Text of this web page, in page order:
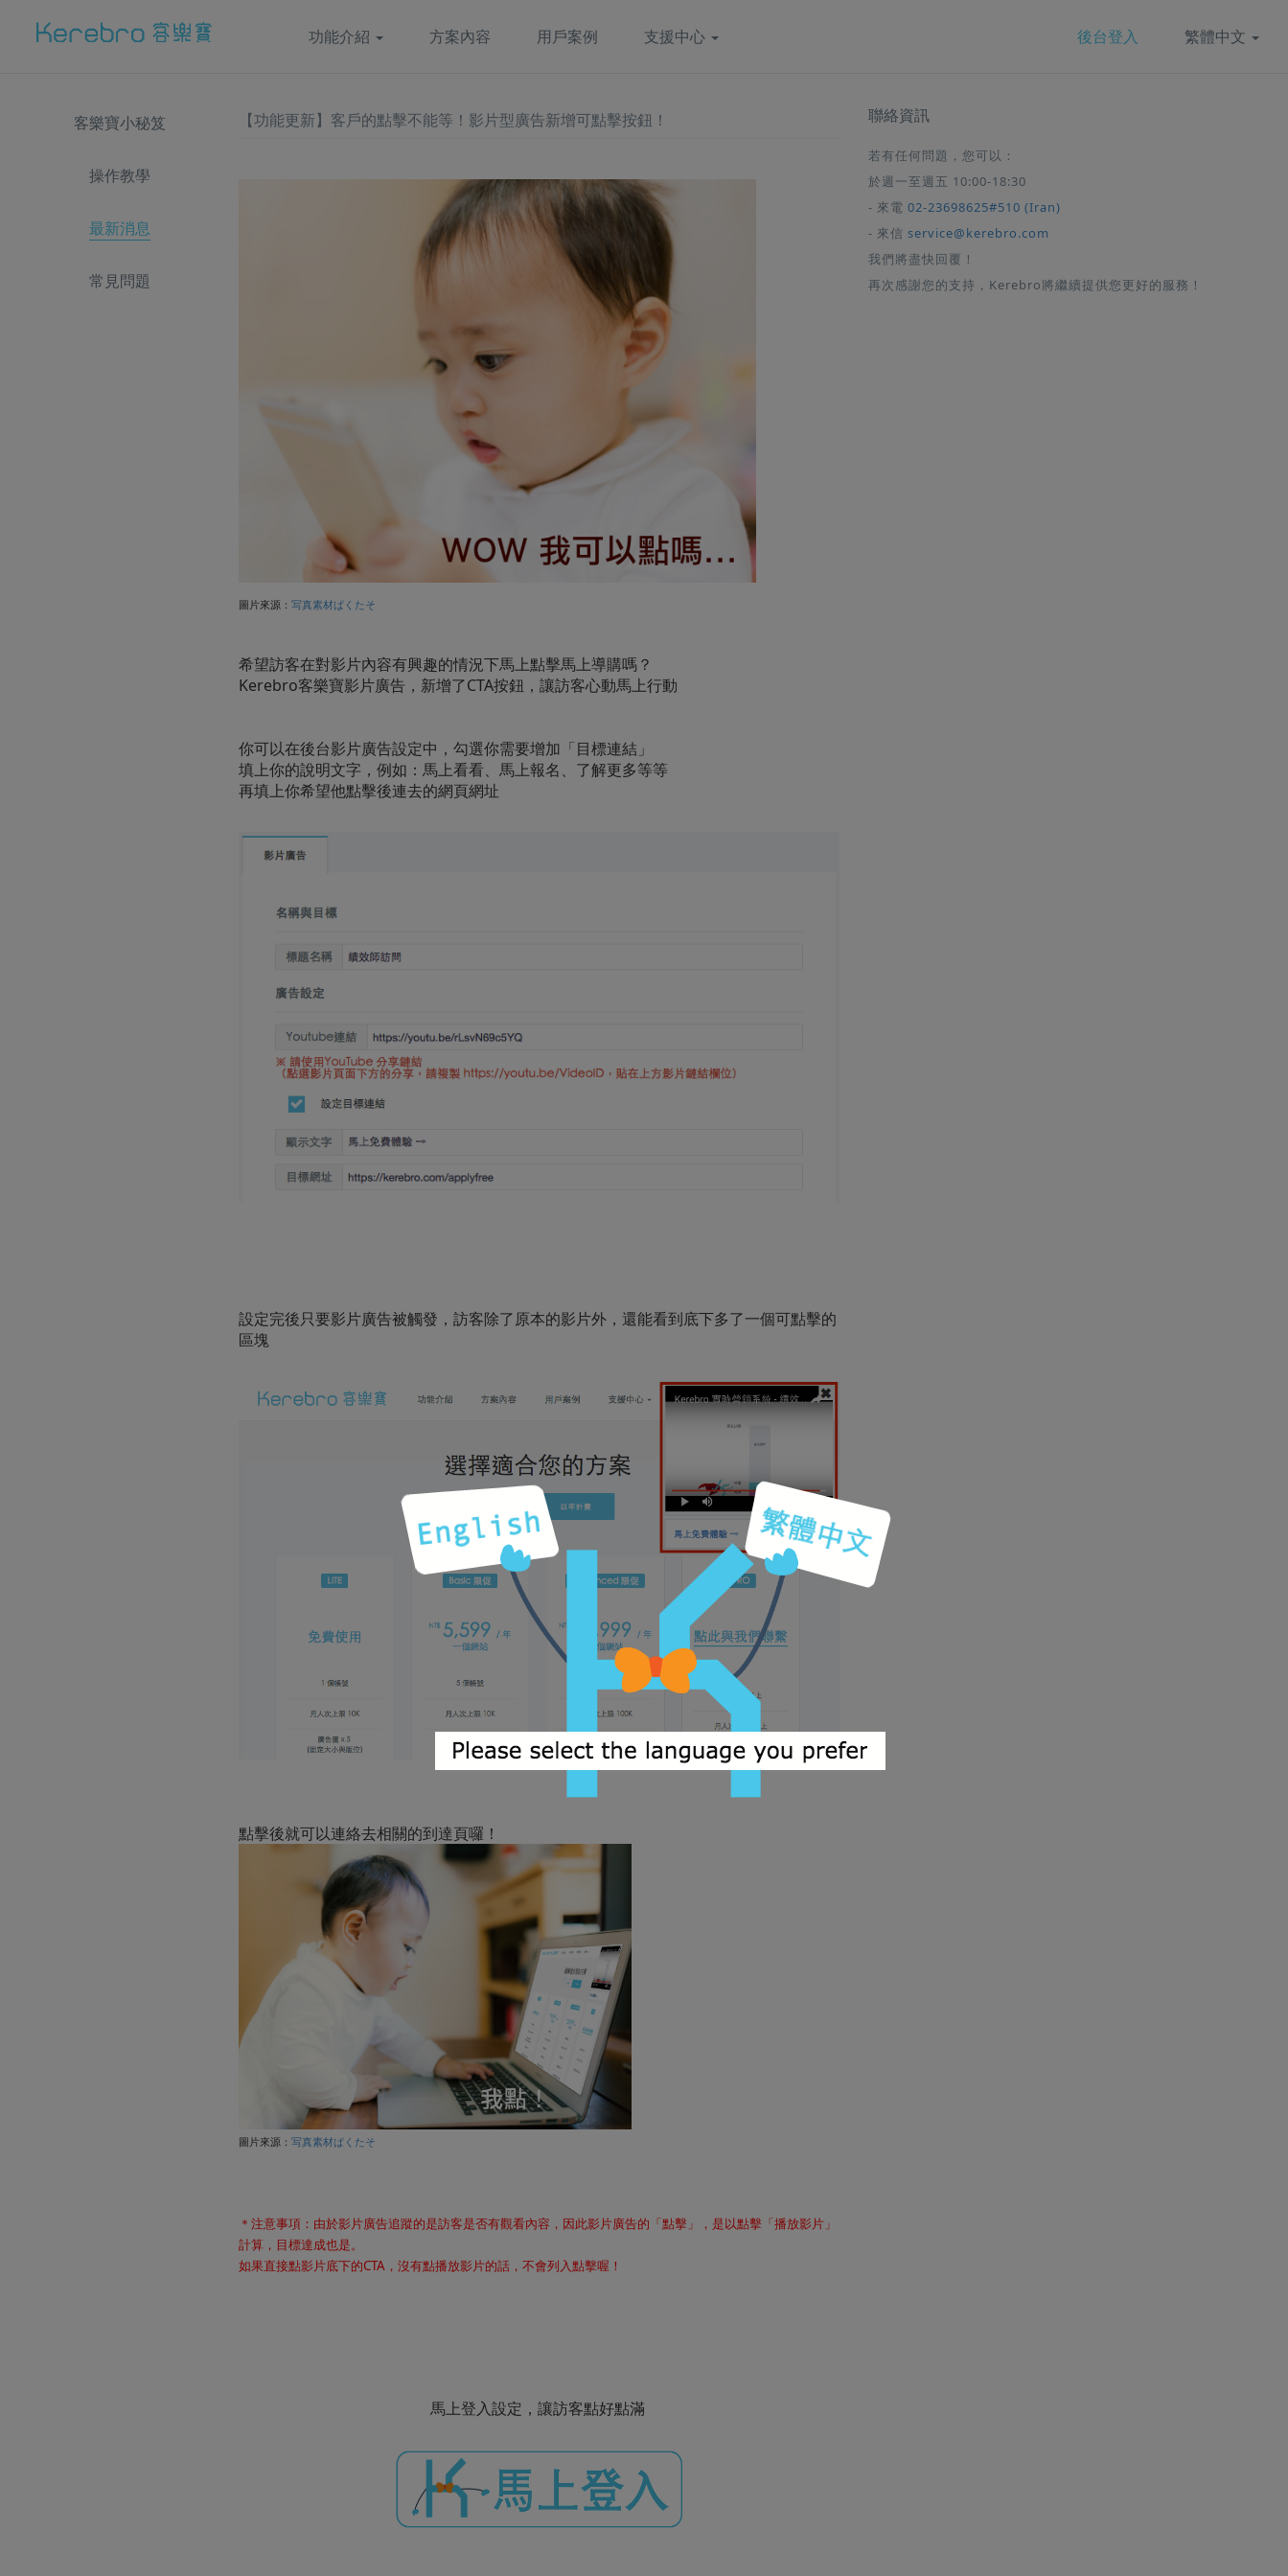
功能介紹 方案內容 用戶案例 支援中心 後台登入 繁體中文
客樂寶小秘笈
操作教學
最新消息
常見問題
【功能更新】客戶的點擊不能等！影片型廣告新增可點擊按鈕！
圖片來源： 写真素材ぱくたそ
希望訪客在對影片內容有興趣的情況下馬上點擊馬上導購嗎？
Kerebro客樂寶影片廣告，新增了CTA按鈕，讓訪客心動馬上行動
你可以在後台影片廣告設定中，勾選你需要增加「目標連結」
填上你的說明文字，例如：馬上看看、馬上報名、了解更多等等
再填上你希望他點擊後連去的網頁網址
設定完後只要影片廣告被觸發，訪客除了原本的影片外，還能看到底下多了一個可點擊的
區塊
點擊後就可以連絡去相關的到達頁囉！
圖片來源： 写真素材ぱくたそ
＊注意事項：由於影片廣告追蹤的是訪客是否有觀看內容，因此影片廣告的「點擊」，是以點擊「播放影片」
計算，目標達成也是。
如果直接點影片底下的CTA，沒有點播放影片的話，不會列入點擊喔！
馬上登入設定，讓訪客點好點滿
聯絡資訊
若有任何問題，您可以：
於週一至週五 10:00-18:30
- 來電 02-23698625#510 (Iran)
- 來信 service@kerebro.com
我們將盡快回覆！
再次感謝您的支持，Kerebro將繼續提供您更好的服務！